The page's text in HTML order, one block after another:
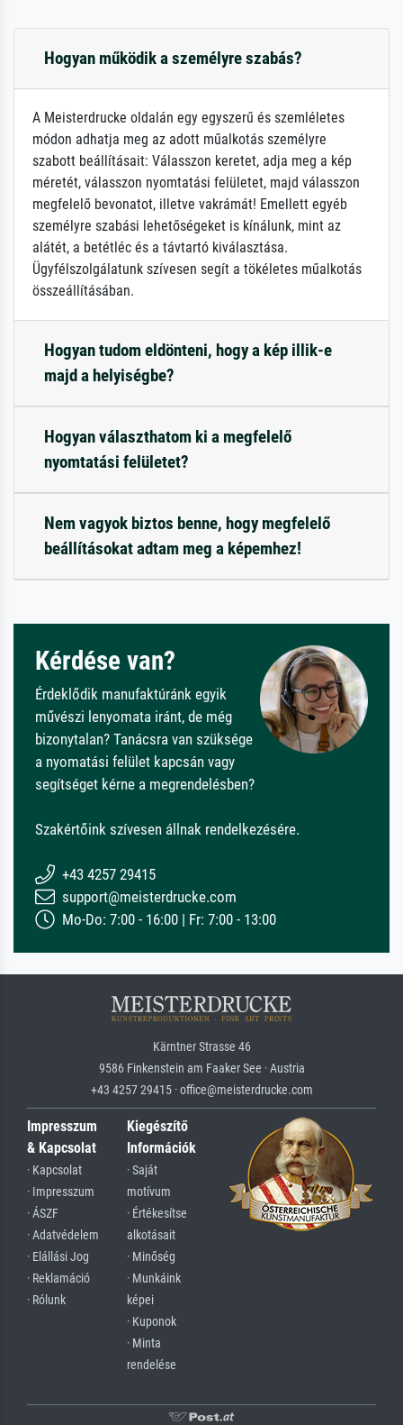
Hogyan működik a személyre szabás?
A Meisterdrucke oldalán egy egyszerű és szemléletes
módon adhatja meg az adott műalkotás személyre
szabott beállításait: Válasszon keretet, adja meg a kép
méretét, válasszon nyomtatási felületet, majd válasszon
megfelelő bevonatot, illetve vakrámát! Emellett egyéb
személyre szabási lehetőségeket is kínálunk, mint az
alátét, a betétléc és a távtartó kiválasztása.
Ügyfélszolgálatunk szívesen segít a tökéletes műalkotás
összeállításában.
Hogyan tudom eldönteni, hogy a kép illik-e
majd a helyiségbe?
Hogyan választhatom ki a megfelelő
nyomtatási felületet?
Nem vagyok biztos benne, hogy megfelelő
beállításokat adtam meg a képemhez!
Kérdése van?
Érdeklődik manufaktúránk egyik
művészi lenyomata iránt, de még
bizonytalan? Tanácsra van szüksége
a nyomatási felület kapcsán vagy
segítséget kérne a megrendelésben?
Szakértőink szívesen állnak rendelkezésére.
+43 4257 29415
support@meisterdrucke.com
Mo-Do: 7:00 - 16:00 | Fr: 7:00 - 13:00
Kärntner Strasse 46
9586 Finkenstein am Faaker See · Austria
+43 4257 29415 · office@meisterdrucke.com
Impresszum
& Kapcsolat
· Kapcsolat
· Impresszum
· ÁSZF
· Adatvédelem
· Elállási Jog
· Reklamáció
· Rólunk
Kiegészítő
Információk
· Saját
motívum
· Értékesítse
alkotásait
· Minőség
· Munkáink
képei
· Kuponok
· Minta
rendelése